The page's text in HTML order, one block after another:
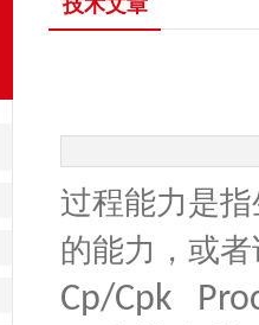
技术文章
过程能力是
的能力，或
Cp/Cpk